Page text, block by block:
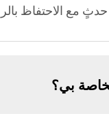
مع الاحتفاظ
بي؟